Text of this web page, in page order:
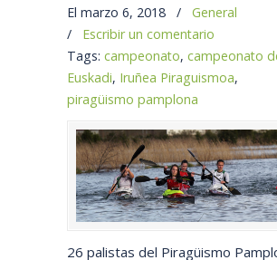
El marzo 6, 2018 /
General
/ Escribir un comentario
Tags: campeonato, campeonato
Euskadi, Iruñea Piraguismoa,
piragüismo pamplona
26 palistas del Piragüismo